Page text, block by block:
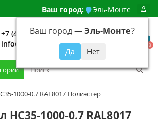
Ваш город: Эль-Монте
Ваш город —Эль-Монте?
+7 (499) 648-92-94
info@evroshtaketnikmoskva.ru
0
1000-0.7 RAL8017 Полиэстер
НС35-1000-0.7 RAL8017